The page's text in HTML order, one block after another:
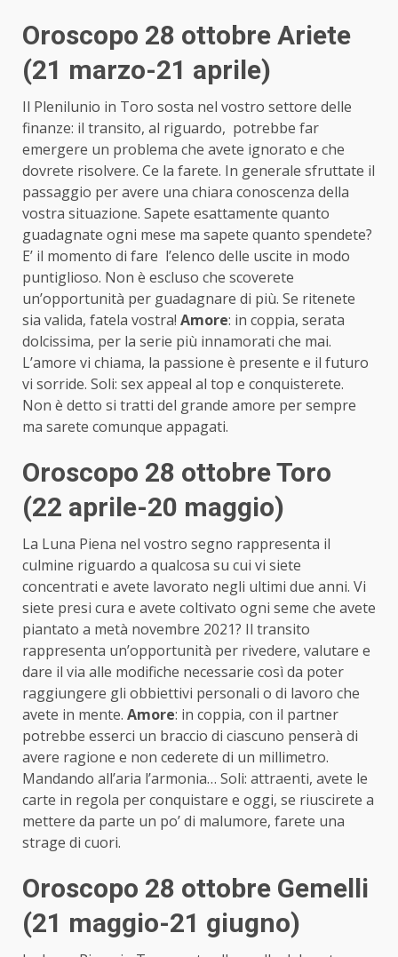
Oroscopo 28 ottobre Ariete
(21 marzo-21 aprile)
Il Plenilunio in Toro sosta nel vostro settore delle
finanze: il transito, al riguardo, potrebbe far
emergere un problema che avete ignorato e che
dovrete risolvere. Ce la farete. In generale sfruttate il
passaggio per avere una chiara conoscenza della
vostra situazione. Sapete esattamente quanto
guadagnate ogni mese ma sapete quanto spendete?
E’ il momento di fare l’elenco delle uscite in modo
puntiglioso. Non è escluso che scoverete
un’opportunità per guadagnare di più. Se ritenete
sia valida, fatela vostra! Amore: in coppia, serata
dolcissima, per la serie più innamorati che mai.
L’amore vi chiama, la passione è presente e il futuro
vi sorride. Soli: sex appeal al top e conquisterete.
Non è detto si tratti del grande amore per sempre
ma sarete comunque appagati.
Oroscopo 28 ottobre Toro
(22 aprile-20 maggio)
La Luna Piena nel vostro segno rappresenta il
culmine riguardo a qualcosa su cui vi siete
concentrati e avete lavorato negli ultimi due anni. Vi
siete presi cura e avete coltivato ogni seme che avete
piantato a metà novembre 2021? Il transito
rappresenta un’opportunità per rivedere, valutare e
dare il via alle modifiche necessarie così da poter
raggiungere gli obbiettivi personali o di lavoro che
avete in mente. Amore: in coppia, con il partner
potrebbe esserci un braccio di ciascuno penserà di
avere ragione e non cederete di un millimetro.
Mandando all’aria l’armonia… Soli: attraenti, avete le
carte in regola per conquistare e oggi, se riuscirete a
mettere da parte un po’ di malumore, farete una
strage di cuori.
Oroscopo 28 ottobre Gemelli
(21 maggio-21 giugno)